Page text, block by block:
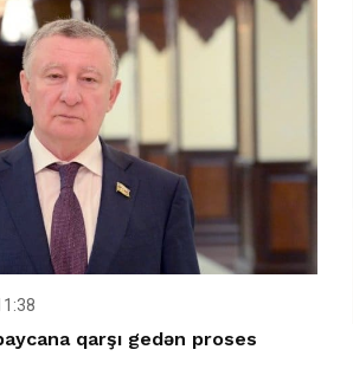
qarşı gedən proses